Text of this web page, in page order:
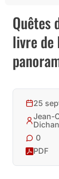
Quêtes
livre
25
Jean-
0
PDF